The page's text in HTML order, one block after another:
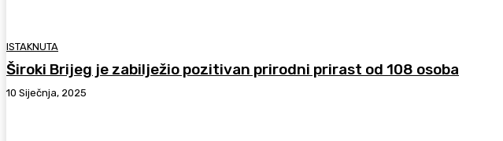
ISTAKNUTA
Široki Brijeg je zabilježio pozitivan prirodni prirast od 108 osoba
10 Siječnja, 2025